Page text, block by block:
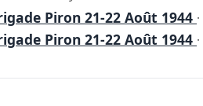
Piron 21-22 Août 1944 ·
Piron 21-22 Août 1944 ·